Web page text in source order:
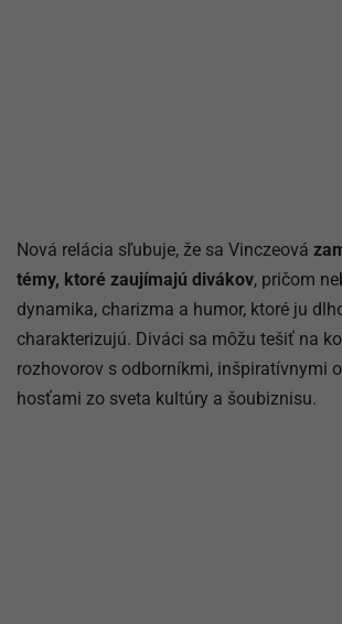
Nová relácia sľubuje, že sa Vinczeová
témy, ktoré zaujímajú divákov, pričom
dynamika, charizma a humor, ktoré ju
charakterizujú. Diváci sa môžu tešiť na
rozhovorov s odborníkmi, inšpiratívnymi
hosťami zo sveta kultúry a šoubiznisu.